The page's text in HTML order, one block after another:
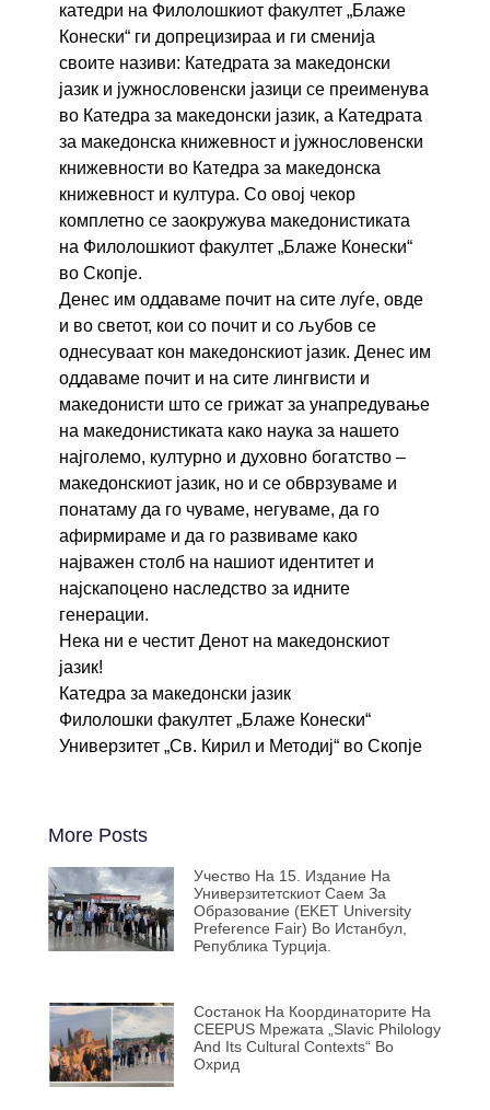
катедри на Филолошкиот факултет „Блаже
Конески“ ги допрецизираа и ги сменија
своите називи: Катедрата за македонски
јазик и јужнословенски јазици се преименува
во Катедра за македонски јазик, а Катедрата
за македонска книжевност и јужнословенски
книжевности во Катедра за македонска
книжевност и култура. Со овој чекор
комплетно се заокружува македонистиката
на Филолошкиот факултет „Блаже Конески“
во Скопје.
Денес им оддаваме почит на сите луѓе, овде
и во светот, кои со почит и со љубов се
однесуваат кон македонскиот јазик. Денес им
оддаваме почит и на сите лингвисти и
македонисти што се грижат за унапредување
на македонистиката како наука за нашето
најголемо, културно и духовно богатство –
македонскиот јазик, но и се обврзуваме и
понатаму да го чуваме, негуваме, да го
афирмираме и да го развиваме како
најважен столб на нашиот идентитет и
најскапоцено наследство за идните
генерации.
Нека ни е честит Денот на македонскиот
јазик!
Катедра за македонски јазик
Филолошки факултет „Блаже Конески“
Универзитет „Св. Кирил и Методиј“ во Скопје
More Posts
Учество На 15. Издание На
Универзитетскиот Саем За
Образование (EKET University
Preference Fair) Во Истанбул,
Република Турција.
Состанок На Координаторите На
CEEPUS Мрежата „Slavic Philology
And Its Cultural Contexts“ Во
Охрид